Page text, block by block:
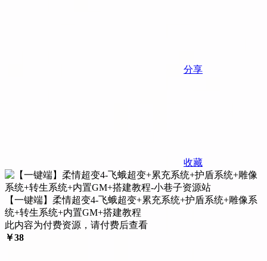
分享
收藏
【一键端】柔情超变4-飞蛾超变+累充系统+护盾系统+雕像系
统+转生系统+内置GM+搭建教程
此内容为付费资源，请付费后查看
￥38